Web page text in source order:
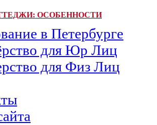
ОСОБЕННОСТИ
в Петербурге
для Юр Лиц
для Физ Лиц